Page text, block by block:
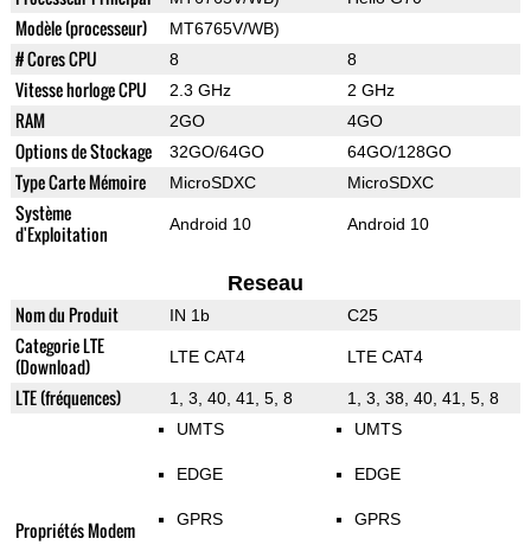
Modèle (processeur) MT6765V/WB)
# Cores CPU 8 8
Vitesse horloge CPU 2.3 GHz 2 GHz
RAM 2GO 4GO
Options de Stockage 32GO/64GO 64GO/128GO
Type Carte Mémoire MicroSDXC MicroSDXC
Système
d'Exploitation
Android 10 Android 10
Reseau
Nom du Produit IN 1b C25
Categorie LTE
(Download)
LTE CAT4 LTE CAT4
LTE (fréquences) 1, 3, 40, 41, 5, 8 1, 3, 38, 40, 41, 5, 8
Propriétés Modem
UMTS
EDGE
GPRS
UMTS
EDGE
GPRS